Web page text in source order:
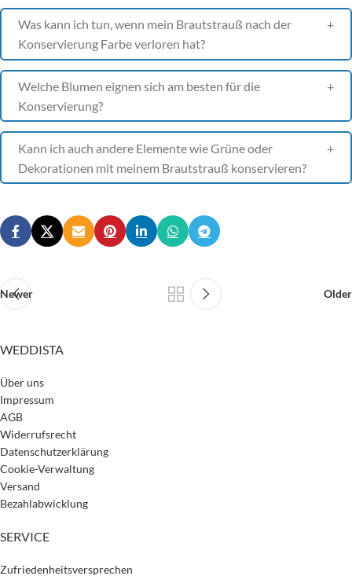
Was kann ich tun, wenn mein Brautstrauß nach der
Konservierung Farbe verloren hat?
Welche Blumen eignen sich am besten für die
Konservierung?
Kann ich auch andere Elemente wie Grüne oder
Dekorationen mit meinem Brautstrauß konservieren?
Newer Older
WEDDISTA
Über uns
Impressum
AGB
Widerrufsrecht
Datenschutzerklärung
Cookie-Verwaltung
Versand
Bezahlabwicklung
SERVICE
Zufriedenheitsversprechen